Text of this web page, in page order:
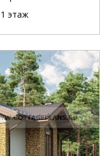
1 этаж